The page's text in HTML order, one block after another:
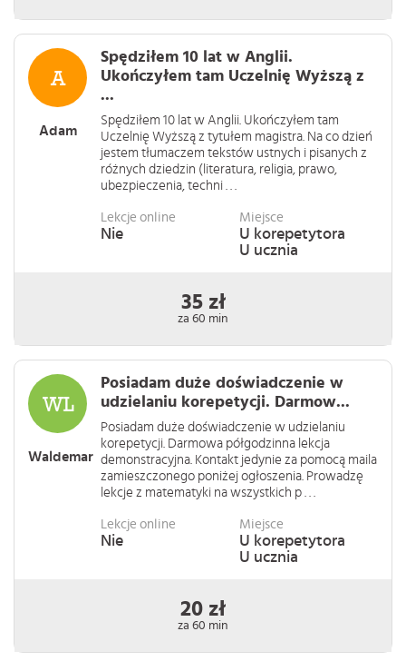
Adam
Spędziłem 10 lat w Anglii.
Ukończyłem tam Uczelnię Wyższą z
...
Spędziłem 10 lat w Anglii. Ukończyłem tam
Uczelnię Wyższą z tytułem magistra. Na co dzień
jestem tłumaczem tekstów ustnych i pisanych z
różnych dziedzin (literatura, religia, prawo,
ubezpieczenia, techni . . .
Lekcje online
Nie
Miejsce
U korepetytora
U ucznia
35 zł
za 60 min
Waldemar
Posiadam duże doświadczenie w
udzielaniu korepetycji. Darmow...
Posiadam duże doświadczenie w udzielaniu
korepetycji. Darmowa półgodzinna lekcja
demonstracyjna. Kontakt jedynie za pomocą maila
zamieszczonego poniżej ogłoszenia. Prowadzę
lekcje z matematyki na wszystkich p . . .
Lekcje online
Nie
Miejsce
U korepetytora
U ucznia
20 zł
za 60 min